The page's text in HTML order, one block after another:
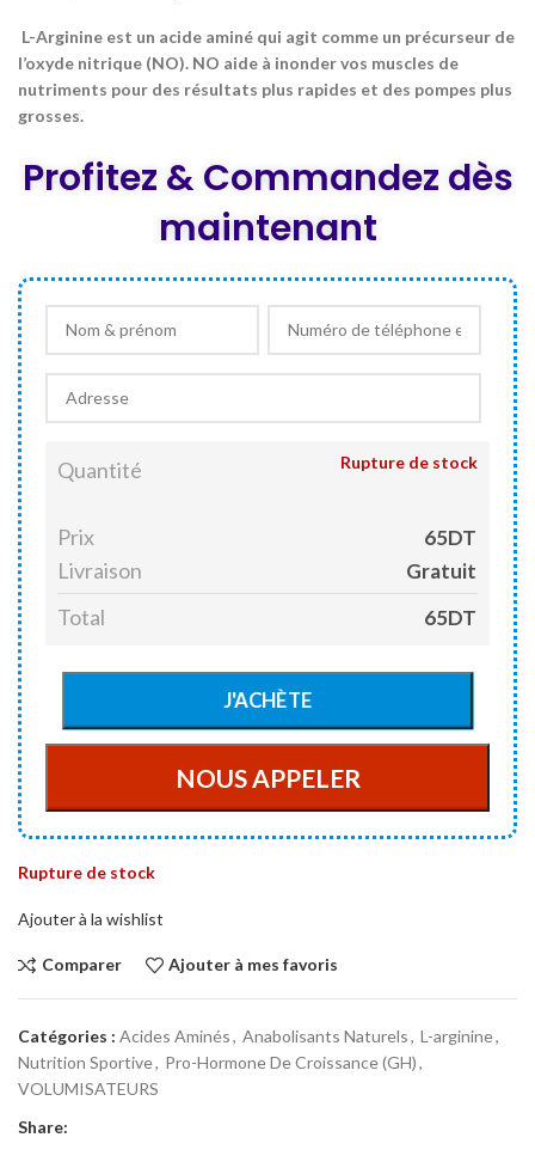
initial
était :
DT 85,000.
actuel
est :
DT 65,000.
L-Arginine est un acide aminé qui agit comme un précurseur de
l’oxyde nitrique (NO). NO aide à inonder vos muscles de
nutriments pour des résultats plus rapides et des pompes plus
grosses.
Profitez & Commandez dès
maintenant
Quantité Rupture de stock
Prix 65DT
Livraison Gratuit
Total 65DT
Rupture de stock
Ajouter à la wishlist
Comparer Ajouter à mes favoris
Catégories : Acides Aminés, Anabolisants Naturels, L-arginine,
Nutrition Sportive, Pro-Hormone De Croissance (GH),
VOLUMISATEURS
Share: